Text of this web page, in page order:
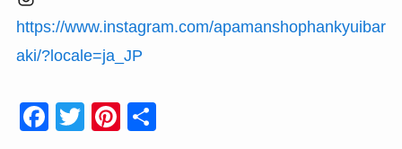
https://www.instagram.com/apamanshophankyuibar
aki/?locale=ja_JP
F
T
Pi